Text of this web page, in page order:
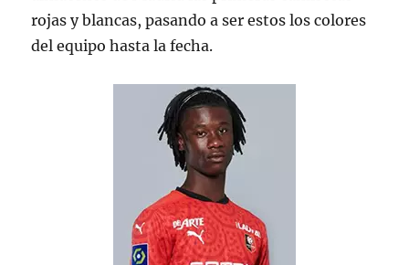
rojas y blancas, pasando a ser estos los colores
del equipo hasta la fecha.